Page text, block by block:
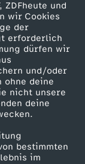
ZDFheute und
wir Cookies
der
erforderlich
dürfen wir
und/oder
ohne deine
nicht unsere
deine
bestimmten
im
ZDF